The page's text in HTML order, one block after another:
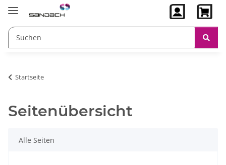
Startseite
Seitenübersicht
Alle Seiten